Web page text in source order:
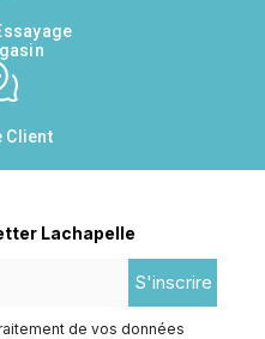
Client
Lachapelle
S'inscrire
de vos données